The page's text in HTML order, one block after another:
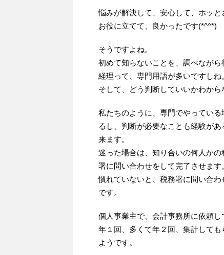
悩みが解決して、安心して、ホッと
お役に立てて、良かったです(*^^*)
そうですよね。
初めて知らないことを、調べながら
経理って、専門用語が多いですしね
そして、どう判断していいかわから
私たちのように、専門でやってい
るし、判断が必要なことも経験が
来ます。
迷った場合は、知り合いの何人か
署に問い合わせをして完了させます
慣れていないと、税務署に問い合
です。
個人事業主で、会計事務所に依頼し
年１回、多くて年２回、集計して
ようです。